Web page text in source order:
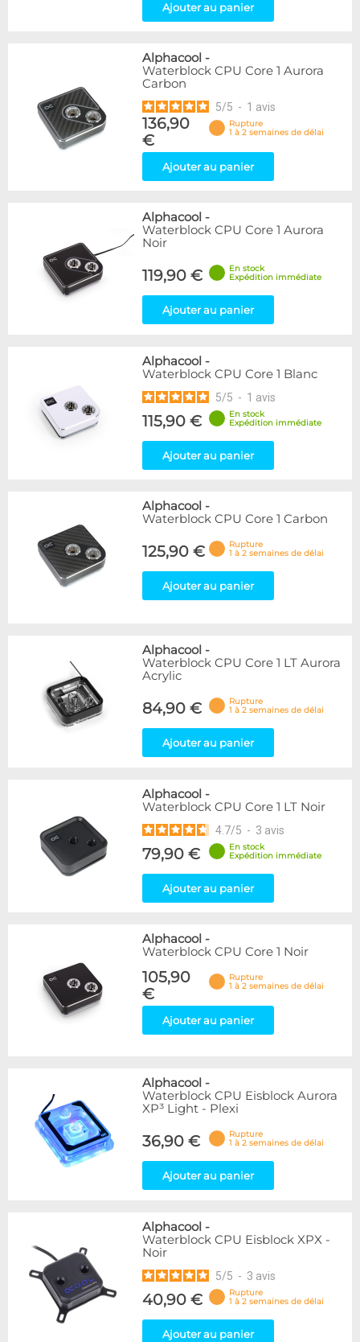
Ajouter au panier
Alphacool -
Waterblock CPU Core 1 Aurora
Carbon
5/5 - 1 avis
136,90
€
Rupture
1 à 2 semaines de délai
Ajouter au panier
Alphacool -
Waterblock CPU Core 1 Aurora
Noir
119,90 €
En stock
Expédition immédiate
Ajouter au panier
Alphacool -
Waterblock CPU Core 1 Blanc
5/5 - 1 avis
115,90 €
En stock
Expédition immédiate
Ajouter au panier
Alphacool -
Waterblock CPU Core 1 Carbon
125,90 €
Rupture
1 à 2 semaines de délai
Ajouter au panier
Alphacool -
Waterblock CPU Core 1 LT Aurora
Acrylic
84,90 €
Rupture
1 à 2 semaines de délai
Ajouter au panier
Alphacool -
Waterblock CPU Core 1 LT Noir
4.7/5 - 3 avis
79,90 €
En stock
Expédition immédiate
Ajouter au panier
Alphacool -
Waterblock CPU Core 1 Noir
105,90
€
Rupture
1 à 2 semaines de délai
Ajouter au panier
Alphacool -
Waterblock CPU Eisblock Aurora
XP³ Light - Plexi
36,90 €
Rupture
1 à 2 semaines de délai
Ajouter au panier
Alphacool -
Waterblock CPU Eisblock XPX -
Noir
5/5 - 3 avis
40,90 €
Rupture
1 à 2 semaines de délai
Ajouter au panier